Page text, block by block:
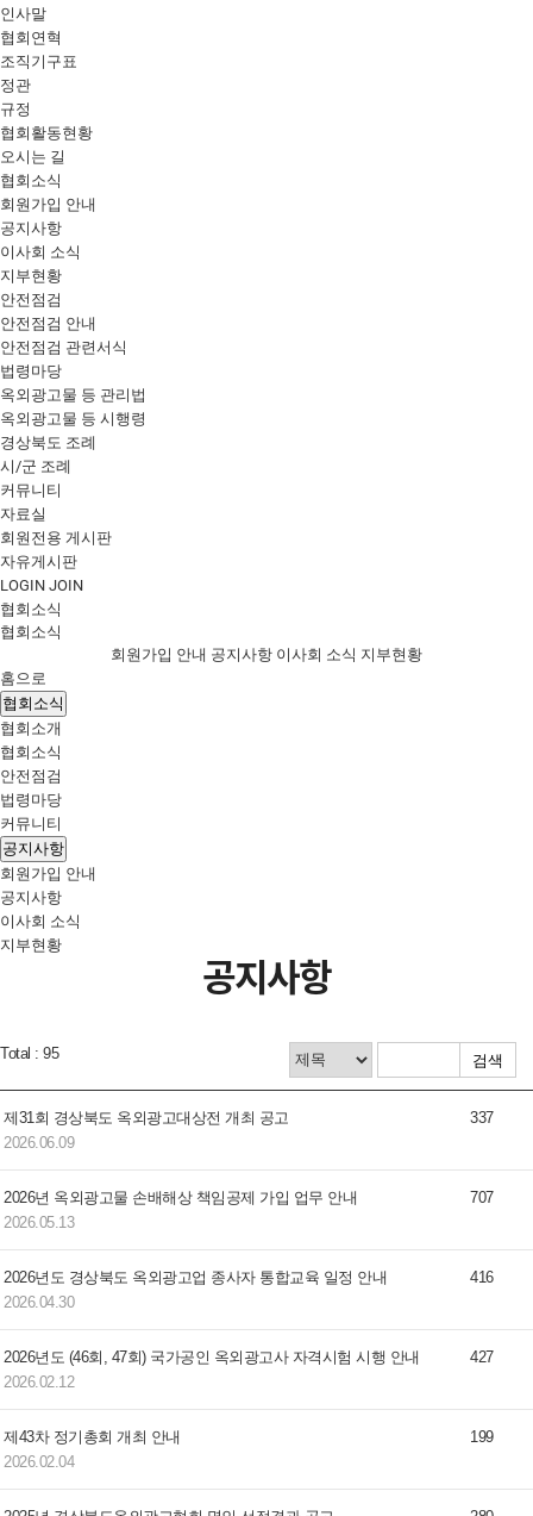
인사말
협회연혁
조직기구표
정관
규정
협회활동현황
오시는 길
협회소식
회원가입 안내
공지사항
이사회 소식
지부현황
안전점검
안전점검 안내
안전점검 관련서식
법령마당
옥외광고물 등 관리법
옥외광고물 등 시행령
경상북도 조례
시/군 조례
커뮤니티
자료실
회원전용 게시판
자유게시판
LOGIN JOIN
협회소식
협회소식
회원가입 안내 공지사항 이사회 소식 지부현황
홈으로
협회소식
협회소개
협회소식
안전점검
법령마당
커뮤니티
공지사항
회원가입 안내
공지사항
이사회 소식
지부현황
공지사항
Total : 95
제31회 경상북도 옥외광고대상전 개최 공고
2026.06.09
337
2026년 옥외광고물 손배해상 책임공제 가입 업무 안내
2026.05.13
707
2026년도 경상북도 옥외광고업 종사자 통합교육 일정 안내
2026.04.30
416
2026년도 (46회, 47회) 국가공인 옥외광고사 자격시험 시행 안내
2026.02.12
427
제43차 정기총회 개최 안내
2026.02.04
199